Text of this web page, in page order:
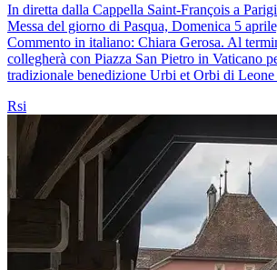
In diretta dalla Cappella Saint-François a
Messa del giorno di Pasqua, Domenica 5
Commento in italiano: Chiara Gerosa. Al
collegherà con Piazza San Pietro in Vaticano
tradizionale benedizione Urbi et Orbi di
Rsi